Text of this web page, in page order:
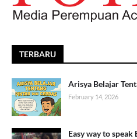
TERBARU
Arisya Belajar
February 14, 2026
Easy way to speak